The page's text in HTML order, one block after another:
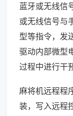
蓝牙或无线信
或无线信号与
型等指令，发
驱动内部微型
过程中进行干
麻将机远程程
装，写入远程